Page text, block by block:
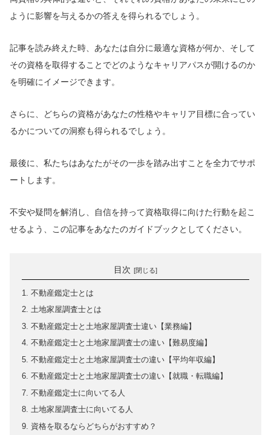
ように影響を与えるかの答えを得られるでしょう。
記事を読み終えた時、あなたは自分に最適な資格が何か、そして
その資格を取得することでどのようなキャリアパスが開けるのか
を明確にイメージできます。
さらに、どちらの資格があなたの性格やキャリア目標に合ってい
るかについての洞察も得られるでしょう。
最後に、私たちはあなたがその一歩を踏み出すことを全力でサポ
ートします。
不安や疑問を解消し、自信を持って資格取得に向けた行動を起こ
せるよう、この記事をあなたのガイドブックとしてください。
目次
不動産鑑定士とは
土地家屋調査士とは
不動産鑑定士と土地家屋調査士違い【業務編】
不動産鑑定士と土地家屋調査士の違い【難易度編】
不動産鑑定士と土地家屋調査士の違い【平均年収編】
不動産鑑定士と土地家屋調査士の違い【就職・転職編】
不動産鑑定士に向いてる人
土地家屋調査士に向いてる人
資格を取るならどちらがおすすめ？